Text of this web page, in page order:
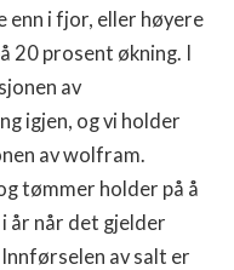
enn i fjor, eller høyere
20 prosent økning. I
av
igjen, og vi holder
av wolfram.
tømmer holder på å
år når det gjelder
av salt er